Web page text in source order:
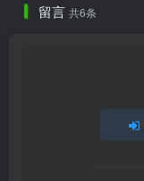
留言 共6条